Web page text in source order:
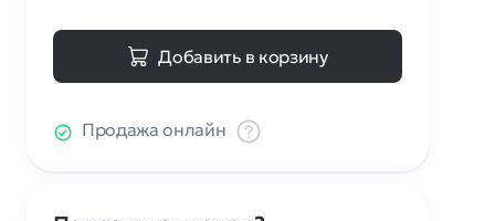
Добавить в корзину
Продажа онлайн